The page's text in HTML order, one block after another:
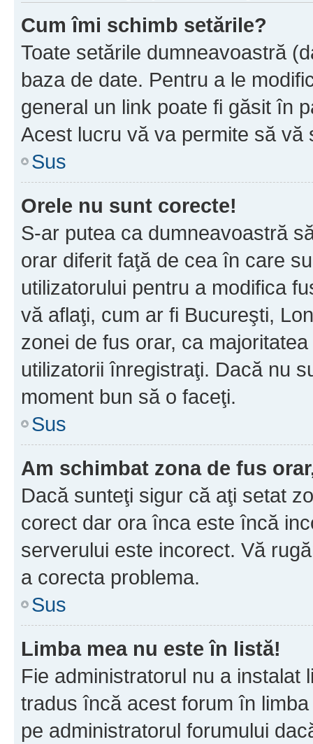
Cum îmi schimb setările?
Toate setările dumneavoastră
baza de date. Pentru a le
general un link poate fi găsit în
Acest lucru vă va permite să vă
Sus
Orele nu sunt corecte!
S-ar putea ca dumneavoastră
orar diferit faţă de cea în care
utilizatorului pentru a modifica
vă aflaţi, cum ar fi Bucureşti,
zonei de fus orar, ca
utilizatorii înregistraţi. Dacă nu
moment bun să o faceţi.
Sus
Am schimbat zona de fus
Dacă sunteţi sigur că aţi setat
corect dar ora înca este încă
serverului este incorect. Vă
a corecta problema.
Sus
Limba mea nu este în listă!
Fie administratorul nu a instalat
tradus încă acest forum în
pe administratorul forumului